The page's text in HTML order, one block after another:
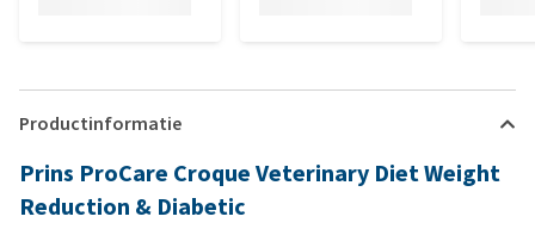
Productinformatie
Prins ProCare Croque Veterinary Diet Weight
Reduction & Diabetic